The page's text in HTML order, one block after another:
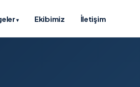
▾ Ekibimiz İletişim